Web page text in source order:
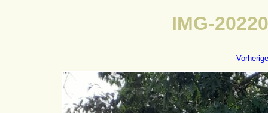
IMG-
Vorherige